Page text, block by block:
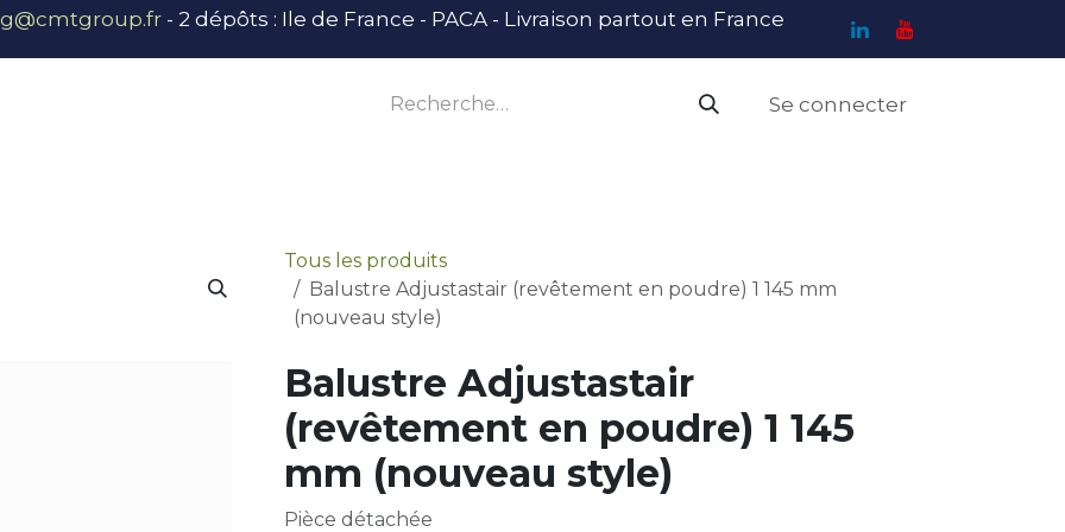
- 2 dépôts : Ile de France - PACA - Livraison partout en France
Se connecter
Tous les produits
Balustre Adjustastair (revêtement en poudre) 1 145 mm
(nouveau style)
Balustre Adjustastair
(revêtement en poudre) 1 145
mm (nouveau style)
Pièce détachée